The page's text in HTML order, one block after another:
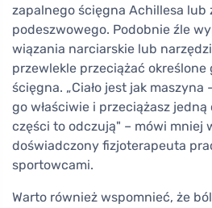
zapalnego ścięgna Achillesa lub
podeszwowego. Podobnie źle
wiązania narciarskie lub
przewlekle przeciążać
ścięgna. „Ciało jest jak
go właściwie i przeciążasz jedną
części to odczują" – mówi mniej
doświadczony fizjoterapeuta
sportowcami.
Warto również wspomnieć, że